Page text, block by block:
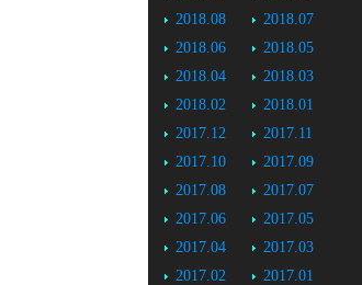
2018.08
2018.07
2018.06
2018.05
2018.04
2018.03
2018.02
2018.01
2017.12
2017.11
2017.10
2017.09
2017.08
2017.07
2017.06
2017.05
2017.04
2017.03
2017.02
2017.01